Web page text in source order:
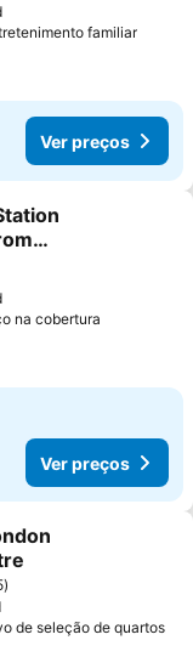
familiarVer
Ver preços
favoritos
na cobertura
Ver preços
favoritos
de seleção de quartos